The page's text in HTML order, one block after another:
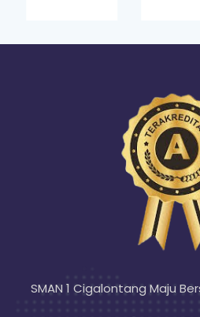
SMAN 1 Cigalontang Maju